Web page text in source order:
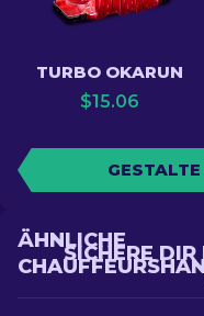
TURBO OKARUN
$15.06
SICHERE DIR
ÄHNLICHE